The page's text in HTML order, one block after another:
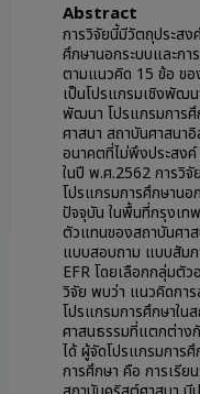
Abstract
การวิจัยนี้มีวัตถุประสง
ศึกษานอกระบบและกา
ตามแนวคิด 15 ข้อ ขอ
เป็นโปรแกรมเชิงพัฒน
พัฒนา โปรแกรมการศึ
ศาสนา สถาบันศาสนา
อนาคตที่ไม่พึงประสงค์
ในปี พ.ศ.2562 การวิจั
โปรแกรมการศึกษานอ
ปัจจุบัน ในพื้นที่กรุงเท
ตัวแทนของสถาบันศา
แบบสอบถาม แบบสัมภ
EFR โดยเลือกกลุ่มตั
วิจัย พบว่า แนวคิดกา
โปรแกรมการศึกษาใ
ศาสนธรรมที่แตกต่าง
ได้ ผู้จัดโปรแกรมการ
การศึกษา คือ การเรี